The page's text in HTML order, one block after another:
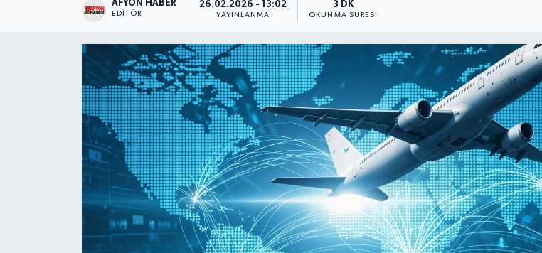
AFYON HABER
EDITÖR
26.02.2026 - 13:02
YAYINLANMA
3 DK
OKUNMA SÜRESI
Etkinlikler